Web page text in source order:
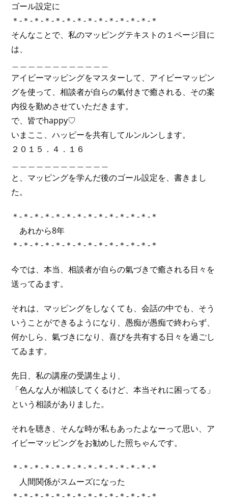
ゴール設定に
＊-＊-＊-＊-＊-＊-＊-＊-＊-＊-＊-＊-＊-＊
そんなことで、私のマッピングテキストの１ページ目に
は、
アイビーマッピングをマスターして、アイビーマッピン
グを使って、相談者が自らの氣付きで癒される、その案
内役を勤めさせていただきます。
で、皆でhappy♡
いまここ、ハッピーを共有してルンルンします。
２０１５．４．１６
と、マッピングを学んだ後のゴール設定を、書きまし
た。
＊-＊-＊-＊-＊-＊-＊-＊-＊-＊-＊-＊-＊-＊
あれから8年
＊-＊-＊-＊-＊-＊-＊-＊-＊-＊-＊-＊-＊-＊
今では、本当、相談者が自らの氣づきで癒される日々を
送ってゐます。
それは、マッピングをしなくても、会話の中でも、そう
いうことができるようになり、愚痴が愚痴で終わらず、
何かしら、氣づきになり、喜びを共有する日々を過ごし
てゐます。
先日、私の講座の受講生より、
「色んな人が相談してくるけど、本当それに困ってる」
という相談がありました。
それを聴き、そんな時が私もあったよなーって思い、ア
イビーマッピングをお勧めした照ちゃんです。
＊-＊-＊-＊-＊-＊-＊-＊-＊-＊-＊-＊-＊-＊
人間関係がスムーズになった
＊-＊-＊-＊-＊-＊-＊-＊-＊-＊-＊-＊-＊-＊